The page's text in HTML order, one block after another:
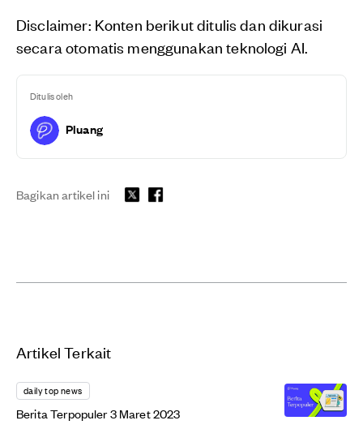
Disclaimer: Konten berikut ditulis dan dikurasi
secara otomatis menggunakan teknologi AI.
Ditulis oleh
Pluang
Bagikan artikel ini
Artikel Terkait
daily top news
Berita Terpopuler 3 Maret 2023